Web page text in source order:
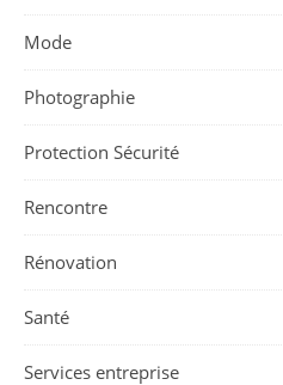
Mode
Photographie
Protection Sécurité
Rencontre
Rénovation
Santé
Services entreprise